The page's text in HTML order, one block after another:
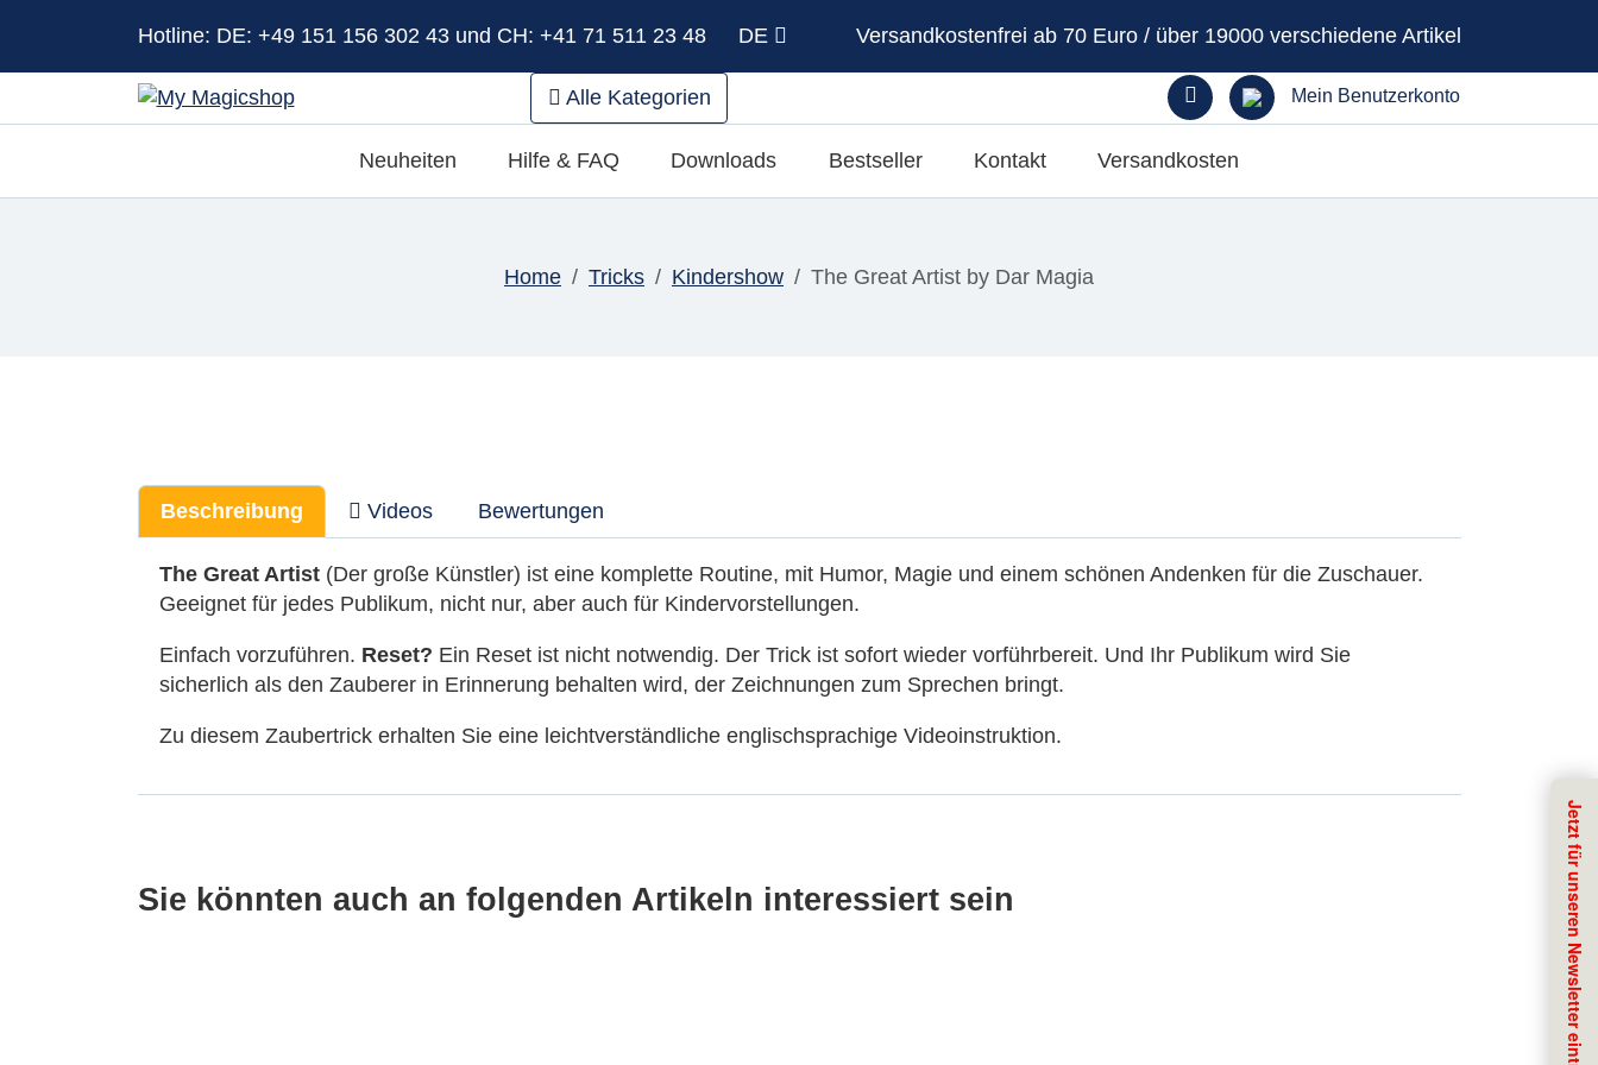
Hotline: DE: +49 151 156 302 43 und CH: +41 71 511 23 48 DE Versandkostenfrei ab 70 Euro / über 19000 verschiedene Artikel
Alle Kategorien Mein Benutzerkonto
Neuheiten Hilfe & FAQ Downloads Bestseller Kontakt Versandkosten
Home Tricks Kindershow The Great Artist by Dar Magia
Beschreibung Videos Bewertungen
The Great Artist(Der große Künstler) ist eine komplette Routine, mit Humor, Magie und einem schönen Andenken für die Zuschauer.
Geeignet für jedes Publikum, nicht nur, aber auch für Kindervorstellungen.
Einfach vorzuführen. Reset? Ein Reset ist nicht notwendig. Der Trick ist sofort wieder vorführbereit. Und Ihr Publikum wird Sie
sicherlich als den Zauberer in Erinnerung behalten wird, der Zeichnungen zum Sprechen bringt.
Zu diesem Zaubertrick erhalten Sie eine leichtverständliche englischsprachige Videoinstruktion.
Sie könnten auch an folgenden Artikeln interessiert sein